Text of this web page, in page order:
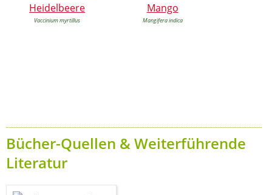
Heidelbeere
Vaccinium myrtillus
Mango
Mangifera indica
Bücher-Quellen & Weiterführende
Literatur